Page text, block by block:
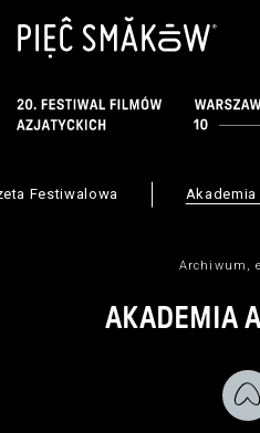
Archiwum,
AKADEMIA
Festiwalowa